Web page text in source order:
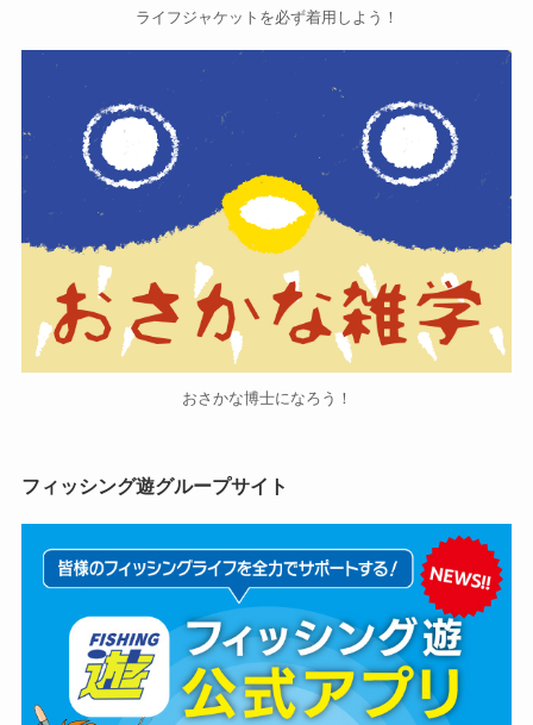
ライフジャケットを必ず着用しよう！
おさかな博士になろう！
フィッシング遊グループサイト